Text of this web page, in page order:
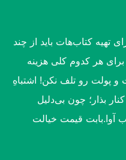
تهیه کتاب‌هات باید از چند
هر کدوم کلی هزینه
و پولت رو تلف نکن! اشتباهِ
بذار؛ چون بی‌دلیل
آوا.​بابت قیمت خیالت